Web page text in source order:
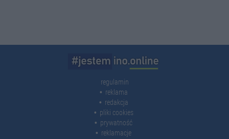
regulamin
reklama
redakcja
pliki cookies
prywatność
reklamacje